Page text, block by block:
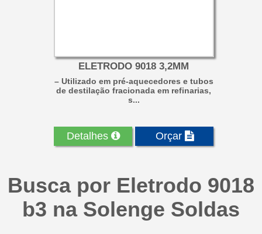
ELETRODO 9018 3,2MM
– Utilizado em pré-aquecedores e tubos
de destilação fracionada em refinarias,
s...
Detalhes Orçar
Busca por Eletrodo 9018
b3 na Solenge Soldas